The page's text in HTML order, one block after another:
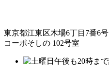
東京都江東区木場6丁目7番6号
コーポそしの 102号室